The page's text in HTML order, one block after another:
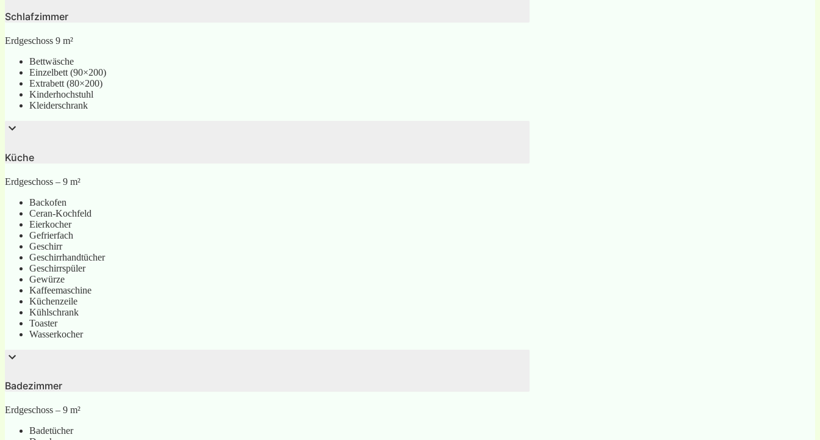
Schlafzimmer
Erdgeschoss 9 m²
Bettwäsche
Einzelbett (90×200)
Extrabett (80×200)
Kinderhochstuhl
Kleiderschrank
Küche
Erdgeschoss – 9 m²
Backofen
Ceran-Kochfeld
Eierkocher
Gefrierfach
Geschirr
Geschirrhandtücher
Geschirrspüler
Gewürze
Kaffeemaschine
Küchenzeile
Kühlschrank
Toaster
Wasserkocher
Badezimmer
Erdgeschoss – 9 m²
Badetücher